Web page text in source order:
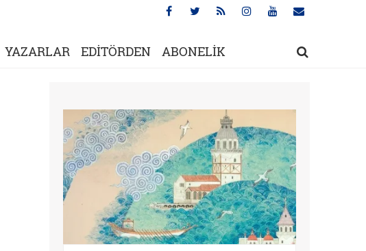
YAZARLAR EDİTÖRDEN ABONELİK